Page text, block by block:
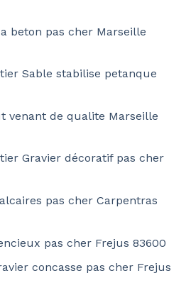
beton pas cher Marseille
Sable stabilise petanque
venant de qualite Marseille
Gravier décoratif pas cher
pas cher Carpentras
pas cher Frejus 83600
concasse pas cher Frejus